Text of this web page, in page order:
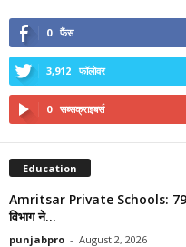
0 फैंस
3,912 फॉलोवर
0 सब्सक्राइबर्स
Education
Amritsar Private Schools: 79
विभाग ने...
punjabpro - August 2, 2026